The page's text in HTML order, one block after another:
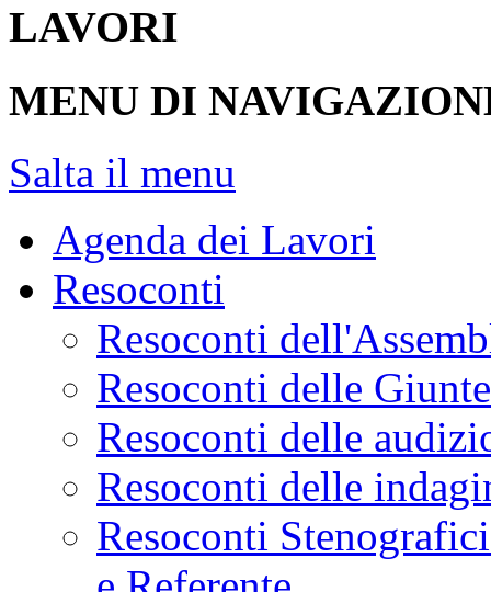
LAVORI
MENU DI
Salta il menu
Agenda dei Lavori
Resoconti
Resoconti
Resoconti delle
Resoconti delle
Resoconti delle
Resoconti